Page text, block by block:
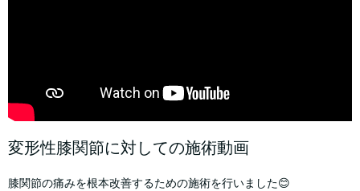
変形性膝関節に対しての施術動画
膝関節の痛みを根本改善するための施術を行いました😊